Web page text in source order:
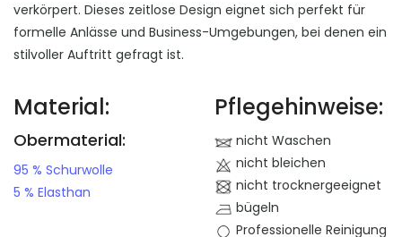
verkörpert. Dieses zeitlose Design eignet sich perfekt für
formelle Anlässe und Business-Umgebungen, bei denen ein
stilvoller Auftritt gefragt ist.
Material:
Obermaterial:
95 % Schurwolle
5 % Elasthan
Pflegehinweise:
nicht Waschen
nicht bleichen
nicht trocknergeeignet
bügeln
Professionelle Reinigung